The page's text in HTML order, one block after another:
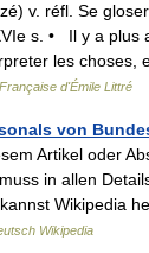
v. réfl. Se
s. • Il y a plus
les choses,
d'Émile Littré
von
Artikel oder
in allen
Wikipedia
Wikipedia